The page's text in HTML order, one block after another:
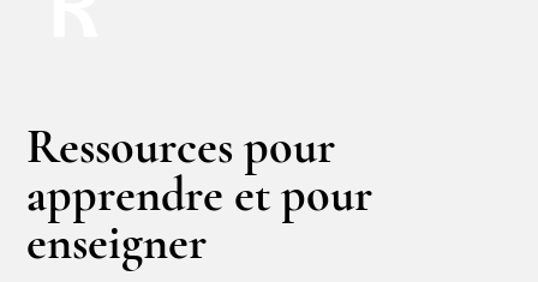
Ressources pour
apprendre et pour
enseigner